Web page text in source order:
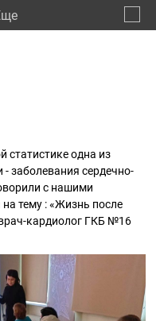
статистике одна из
заболевания сердечно-
с нашими
тему : «Жизнь после
кардиолог ГКБ №16